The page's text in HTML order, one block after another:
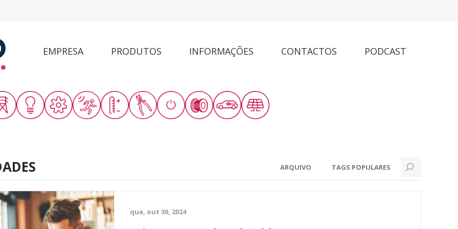
EMPRESA PRODUTOS INFORMAÇÕES CONTACTOS PODCAST
qua, out 30, 2024
ARQUIVO TAGS POPULARES